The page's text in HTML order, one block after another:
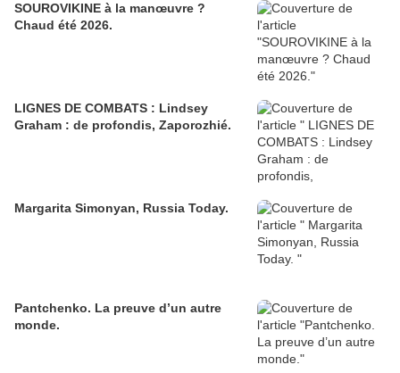
SOUROVIKINE à la manœuvre ?
Chaud été 2026.
LIGNES DE COMBATS : Lindsey
Graham : de profondis, Zaporozhié.
Margarita Simonyan, Russia Today.
Pantchenko. La preuve d’un autre
monde.